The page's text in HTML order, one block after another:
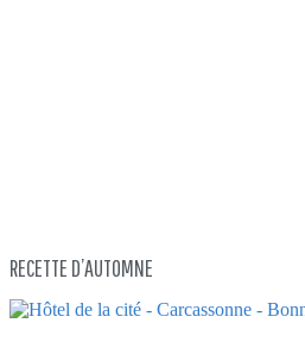
RECETTE D’AUTOMNE